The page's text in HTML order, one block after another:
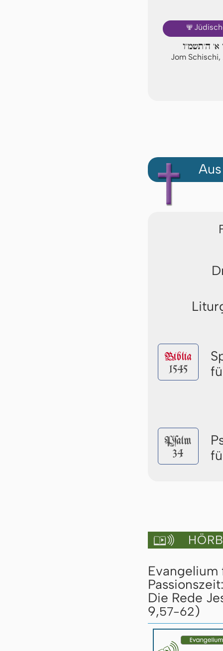
🕎
א' ה'תשמ"ו
Jom
Biblia
1545
Pſalm
34

Passionszeit:
Die Rede
9,57-62)